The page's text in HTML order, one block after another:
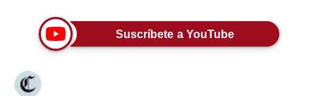
Lujo
Viajes
Moda
Suscríbete a YouTube